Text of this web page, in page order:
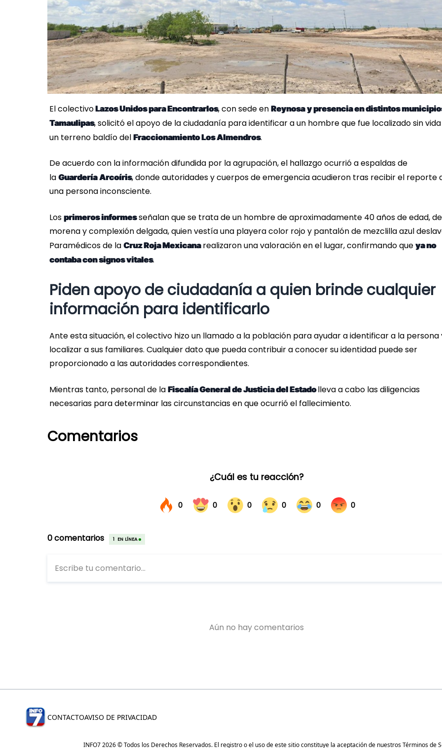
El colectivoLazos Unidos para Encontrarlos, con sede en Reynosa y presencia en distintos
Tamaulipas, solicitó el apoyo de la ciudadanía para identificar a un hombre que fue localizado sin
un terreno baldío del Fraccionamiento Los Almendros.
De acuerdo con la información difundida por la agrupación, el hallazgo ocurrió a espaldas de
la Guardería Arcoíris, donde autoridades y cuerpos de emergencia acudieron tras recibir el reporte
una persona inconsciente.
Los primeros informesseñalan que se trata de un hombre de aproximadamente 40 años de edad,
morena y complexión delgada, quien vestía una playera color rojo y pantalón de mezclilla azul
Paramédicos de la Cruz Roja Mexicanarealizaron una valoración en el lugar, confirmando que ya no
contaba con signos vitales.
Piden apoyo de ciudadanía a quien brinde cualquier
información para identificarlo
Ante esta situación, el colectivo hizo un llamado a la población para ayudar a identificar a la persona
localizar a sus familiares. Cualquier dato que pueda contribuir a conocer su identidad puede ser
proporcionado a las autoridades correspondientes.
Mientras tanto, personal de la Fiscalía General de Justicia del Estadolleva a cabo las diligencias
necesarias para determinar las circunstancias en que ocurrió el fallecimiento.
Comentarios
CONTACTOAVISO DE PRIVACIDAD
INFO7 2026 © Todos los Derechos Reservados. El registro o el uso de este sitio constituye la aceptación de nuestrosTérminos de